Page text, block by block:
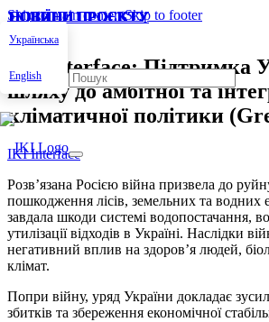
Skip to main contentSkip to footer
Українська
English
IKI Interface: Підтримка
шляху до амбітної та
кліматичної політики
IKI Interface
Розв’язана Росією війна призвела до
пошкодження лісів, земельних та водних
завдала шкоди системі водопостачання,
утилізації відходів в Україні. Наслідки
негативний вплив на здоров’я людей,
клімат.
Попри війну, уряд України докладає
збитків та збереження економічної
НОВИНИ ПРОЄКТУ
НОВИНИ ПРОЄКТУ
НОВИНИ ПРОЄКТУ
НОВИНИ ПРОЄКТУ
НОВИНИ ПРОЄКТУ
НОВИНИ ПРОЄКТУ
НОВИНИ ПРОЄКТУ
ПОДІЇ
ПОДІЇ
НОВИНИ ПРОЄКТУ